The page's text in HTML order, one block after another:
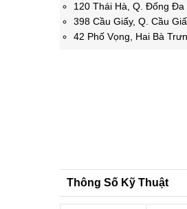
120 Thái Hà, Q. Đống Đa
398 Cầu Giấy, Q. Cầu
42 Phố Vọng, Hai Bà
Thông Số Kỹ Thuật